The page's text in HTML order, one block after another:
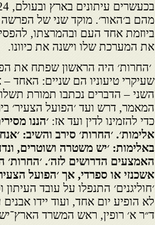
מהם ב׳האור׳. מוקד שני של הפרשה
ביוזמת אחד העם ובהמרצתו,
את המערכת שלו וישנה את כיוונו.
׳החרות׳ היה הראשון שפתח את
שעיקרי טיעוניו הם שניים: האחד
השני – הדברים נכתבו תמורת
המאמר, דרש ועד ׳הפועל הצעיר׳
כדי להזמינו לדין ועד אז: ׳הננו
אלימות׳. ׳החרות׳ סירב והשיב:
באלימות: ׳יש משטרה ושוטרים,
האמצעים הדרושים לזה׳. ׳החרות׳
אשכנזי או ספרדי, אך ׳הפועל
׳חוליגנים׳ התנפלו על עובד
לא הופיע יום אחד, ועוד יידו
ד״ר א׳ רופין, ראש המשרד